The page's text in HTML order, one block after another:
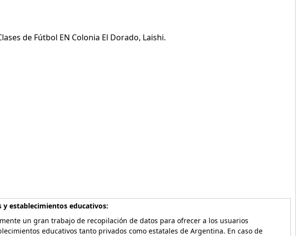
de Fútbol EN Colonia El Dorado, Laishi.
establecimientos educativos:
un gran trabajo de recopilación de datos para ofrecer a los usuarios
educativos tanto privados como estatales de Argentina. En caso de